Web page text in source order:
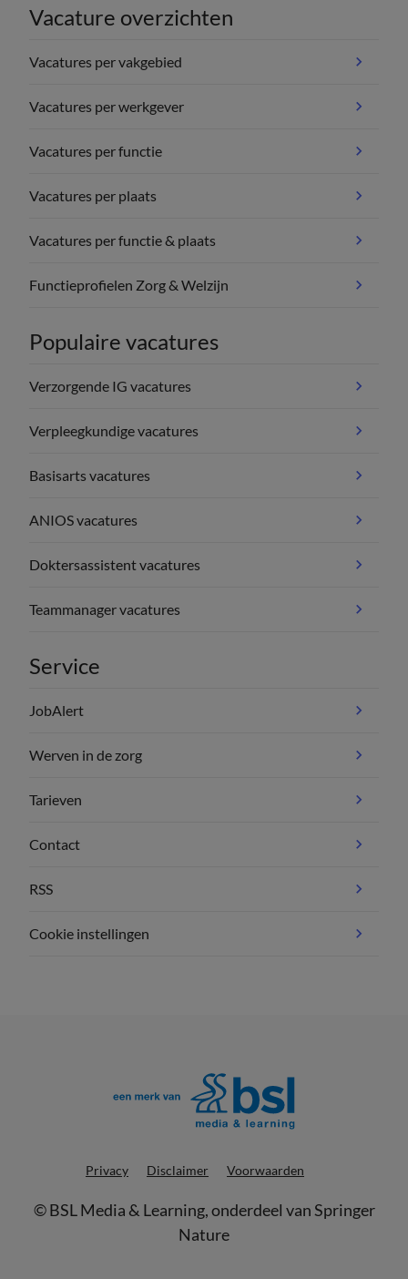
Vacature overzichten
Vacatures per vakgebied
Vacatures per werkgever
Vacatures per functie
Vacatures per plaats
Vacatures per functie & plaats
Functieprofielen Zorg & Welzijn
Populaire vacatures
Verzorgende IG vacatures
Verpleegkundige vacatures
Basisarts vacatures
ANIOS vacatures
Doktersassistent vacatures
Teammanager vacatures
Service
JobAlert
Werven in de zorg
Tarieven
Contact
RSS
Cookie instellingen
Privacy Disclaimer Voorwaarden
©BSL Media & Learning, onderdeel vanSpringer
Nature